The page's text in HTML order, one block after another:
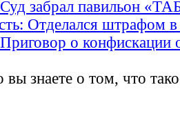
Суд забрал павильон
Отделался штрафом
о конфискации
знаете о том, что